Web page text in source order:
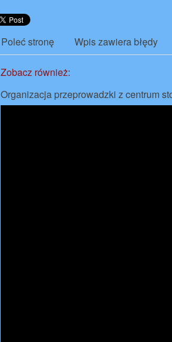
Poleć stronę Wpis zawiera błędy
Zobacz również:
Organizacja przeprowadzki z centrum